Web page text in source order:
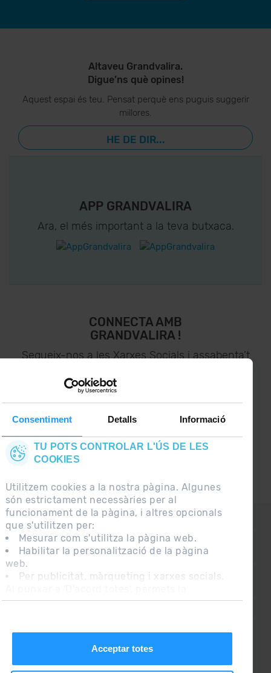
Consentiment Detalls Informació
TU POTS CONTROLAR L'ÚS DE LES
COOKIES
Utilitzem cookies a la nostra pàgina. Algunes
són estrictament necessàries per al
funcionament de la pàgina, i altres opcionals
que s'utilitzen per:
Mesurar com s'utilitza la pàgina web.
Habilitar la personalització de la pàgina
web.
Per publicitat, màrqueting i xarxes socials.
instal·lació de les cookies. Si prefereixes
Acceptar totes
Altaveu Grandvalira.
Digue’ns què opines!
Aquest espai és teu. Pensat perquè ens puguis suggerir
millores.
HE DE DIR...
APP GRANDVALIRA
Ara, el més important a la teva butxaca.
CONNECTA AMB
GRANDVALIRA !
Segueix-nos a les Xarxes Socials i assabenta’t
lo últim el primer :)
CONTACTE
PREGUNTES FREQÜENTS